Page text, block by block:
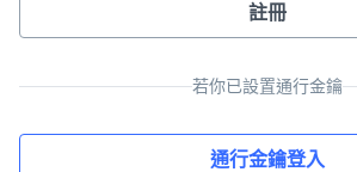
註冊
若你已設置通行金鑰
通行金鑰登入